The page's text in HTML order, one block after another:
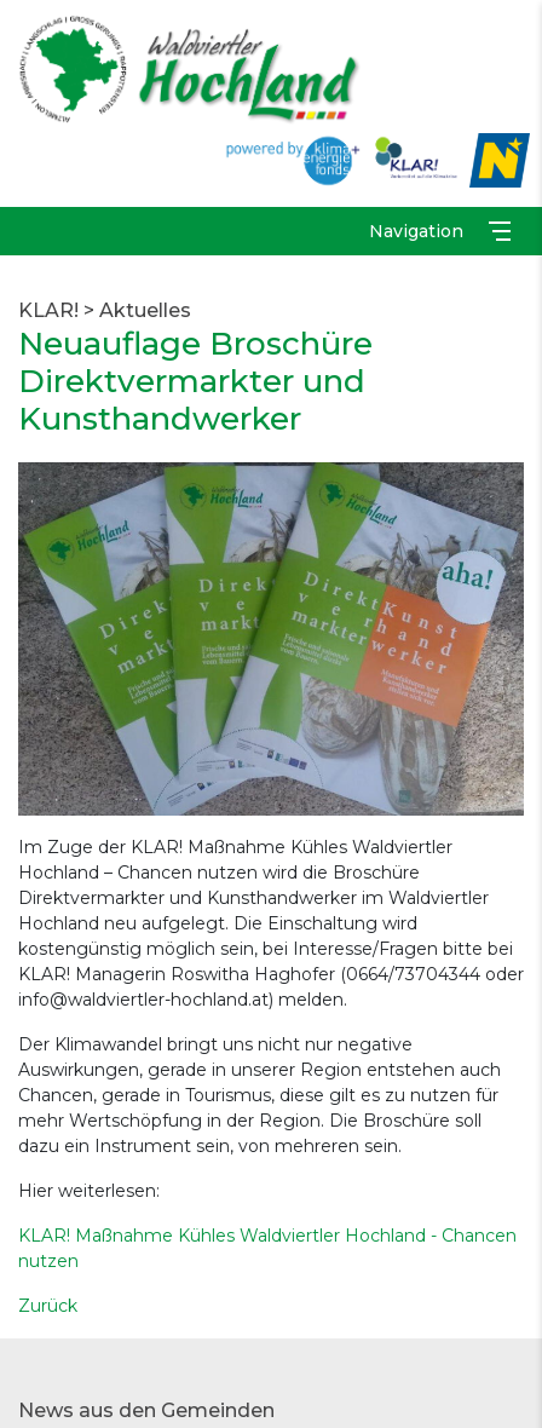
Navigation
KLAR! > Aktuelles
Neuauflage Broschüre
Direktvermarkter und
Kunsthandwerker
Im Zuge der KLAR! Maßnahme Kühles Waldviertler
Hochland – Chancen nutzen wird die Broschüre
Direktvermarkter und Kunsthandwerker im Waldviertler
Hochland neu aufgelegt. Die Einschaltung wird
kostengünstig möglich sein, bei Interesse/Fragen bitte bei
KLAR! Managerin Roswitha Haghofer (0664/73704344 oder
info@waldviertler-hochland.at) melden.
Der Klimawandel bringt uns nicht nur negative
Auswirkungen, gerade in unserer Region entstehen auch
Chancen, gerade in Tourismus, diese gilt es zu nutzen für
mehr Wertschöpfung in der Region. Die Broschüre soll
dazu ein Instrument sein, von mehreren sein.
Hier weiterlesen:
KLAR! Maßnahme Kühles Waldviertler Hochland - Chancen
nutzen
Zurück
News aus den Gemeinden